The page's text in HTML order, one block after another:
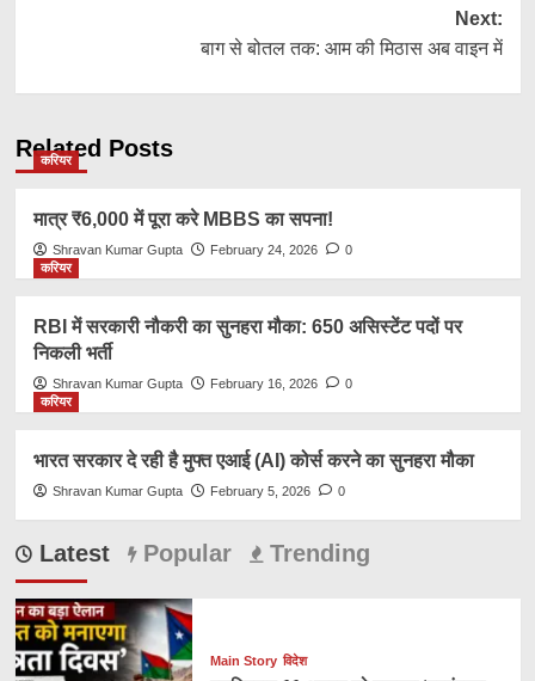
Next:
बाग से बोतल तक: आम की मिठास अब वाइन में
Related Posts
करियर
मात्र ₹6,000 में पूरा करे MBBS का सपना!
Shravan Kumar Gupta February 24, 2026
0
करियर
RBI में सरकारी नौकरी का सुनहरा मौका: 650 असिस्टेंट पदों पर
निकली भर्ती
Shravan Kumar Gupta February 16, 2026
0
करियर
भारत सरकार दे रही है मुफ्त एआई (AI) कोर्स करने का सुनहरा मौका
Shravan Kumar Gupta February 5, 2026 0
Latest Popular Trending
Main Story विदेश